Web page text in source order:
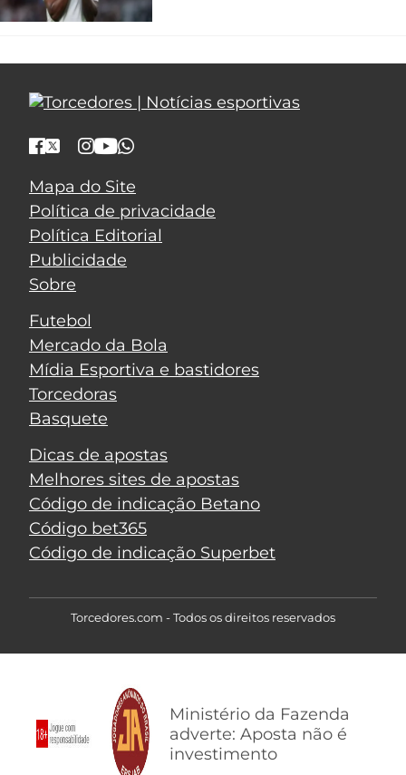
Mapa do Site
Política de privacidade
Política Editorial
Publicidade
Sobre
Futebol
Mercado da Bola
Mídia Esportiva e bastidores
Torcedoras
Basquete
Dicas de apostas
Melhores sites de apostas
Código de indicação Betano
Código bet365
Código de indicação Superbet
Torcedores.com - Todos os direitos reservados
Ministério da Fazenda
adverte: Aposta não é
investimento